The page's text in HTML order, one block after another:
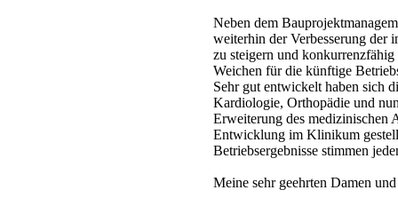
Neben dem
weiterhin der Verbesserung der
zu steigern und
Weichen für die künftige
Sehr gut entwickelt haben sich
Kardiologie, Orthopädie und
Erweiterung des medizinischen
Entwicklung im Klinikum
Betriebsergebnisse stimmen
Meine sehr geehrten Damen